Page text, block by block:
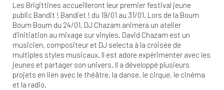
Les Brigittines accueilleront leur premier festival jeune
public Bandit ! Bandiet ! du 19/01 au 31/01. Lors de la Boum
Boum Boum du 24/01, DJ Chazam animera un atelier
d’initiation au mixage sur vinyles. David Chazam est un
musicien, compositeur et DJ selecta à la croisée de
multiples styles musicaux. Il est adore expérimenter avec les
jeunes et partager son univers. Il a développé plusieurs
projets en lien avec le théâtre, la danse, le cirque, le cinéma
et la radio.